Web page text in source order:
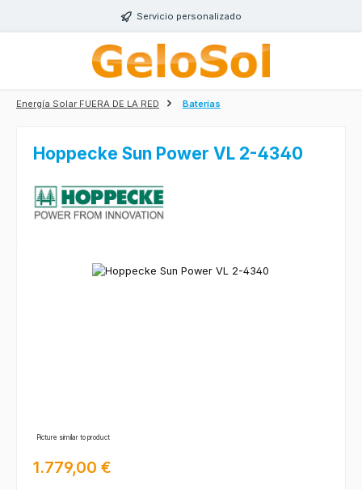
Saltar al contenido principalServicio personalizado
Energía Solar FUERA DE LA RED Baterías
Hoppecke Sun Power VL 2-4340
Omitir galería de imágenes
Picture similar to product
Precio normal:
1.779,00 €